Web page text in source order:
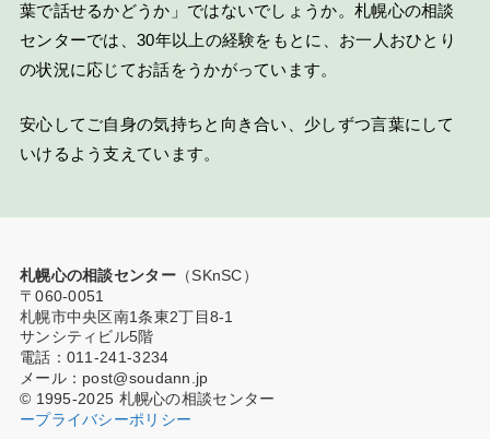
葉で話せるかどうか」ではないでしょうか。札幌心の相談
センターでは、30年以上の経験をもとに、お一人おひとり
の状況に応じてお話をうかがっています。
安心してご自身の気持ちと向き合い、少しずつ言葉にして
いけるよう支えています。
札幌心の相談センター（SKnSC）
〒060-0051
札幌市中央区南1条東2丁目8-1
サンシティビル5階
電話：011-241-3234
メール：post@soudann.jp
© 1995-2025 札幌心の相談センター
ープライバシーポリシー